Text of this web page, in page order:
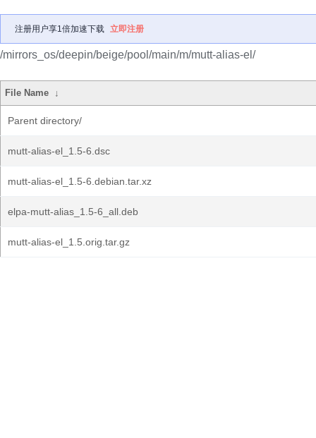
注册用户享1倍加速下载 立即注册
/mirrors_os/deepin/beige/pool/main/m/mutt-alias-el/
File Name ↓
Parent directory/
mutt-alias-el_1.5-6.dsc
mutt-alias-el_1.5-6.debian.tar.xz
elpa-mutt-alias_1.5-6_all.deb
mutt-alias-el_1.5.orig.tar.gz